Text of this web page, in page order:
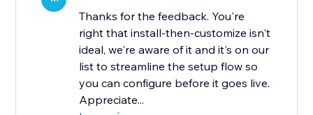
Thanks for the feedback. You're
right that install-then-customize isn't
ideal, we're aware of it and it's on our
list to streamline the setup flow so
you can configure before it goes live.
Appreciate...